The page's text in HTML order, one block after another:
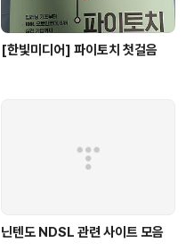
[한빛미디어] 파이토치 첫걸음
닌텐도 NDSL 관련 사이트 모음